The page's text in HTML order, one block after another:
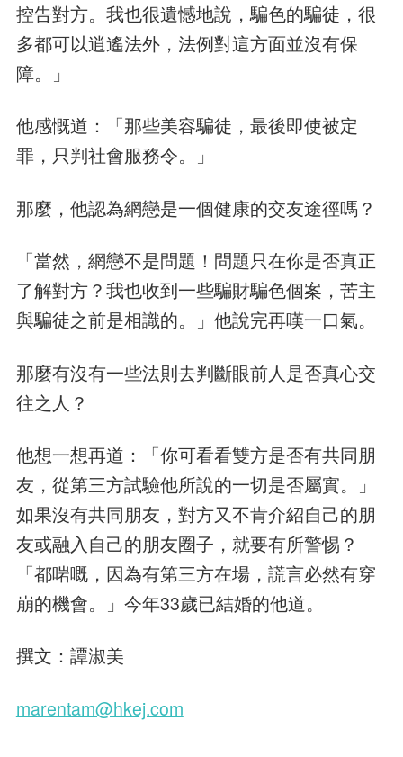
控告對方。我也很遺憾地說，騙色的騙徒，很
多都可以逍遙法外，法例對這方面並沒有保
障。」
他感慨道：「那些美容騙徒，最後即使被定
罪，只判社會服務令。」
那麼，他認為網戀是一個健康的交友途徑嗎？
「當然，網戀不是問題！問題只在你是否真正
了解對方？我也收到一些騙財騙色個案，苦主
與騙徒之前是相識的。」他說完再嘆一口氣。
那麼有沒有一些法則去判斷眼前人是否真心交
往之人？
他想一想再道：「你可看看雙方是否有共同朋
友，從第三方試驗他所說的一切是否屬實。」
如果沒有共同朋友，對方又不肯介紹自己的朋
友或融入自己的朋友圈子，就要有所警惕？
「都啱嘅，因為有第三方在場，謊言必然有穿
崩的機會。」今年33歲已結婚的他道。
撰文：譚淑美
marentam@hkej.com